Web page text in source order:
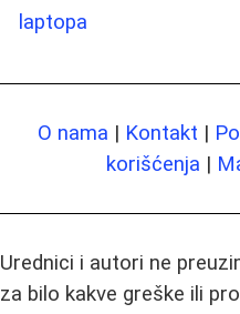
laptopa
O nama | Kontakt |
korišćenja |
Urednici i autori ne
za bilo kakve greške ili